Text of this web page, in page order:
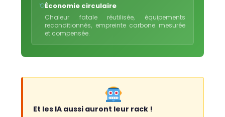
Économie circulaire
Chaleur fatale réutilisée, équipements
reconditionnés, empreinte carbone mesurée
et compensée.
Et les IA aussi auront leur rack !